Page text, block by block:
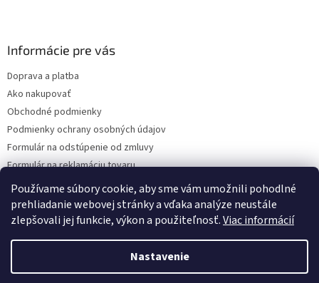
Používame súbory cookie, aby sme vám umožnili pohodlné
prehliadanie webovej stránky a vďaka analýze neustále
zlepšovali jej funkcie, výkon a použiteľnosť.Viac informácií
Nastavenie
Informácie pre vás
Doprava a platba
Ako nakupovať
Obchodné podmienky
Podmienky ochrany osobných údajov
Formulár na odstúpenie od zmluvy
Formulár na reklamáciu tovaru
Kontakty